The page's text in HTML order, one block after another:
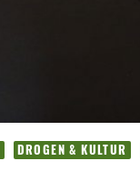
DROGEN & KULTUR